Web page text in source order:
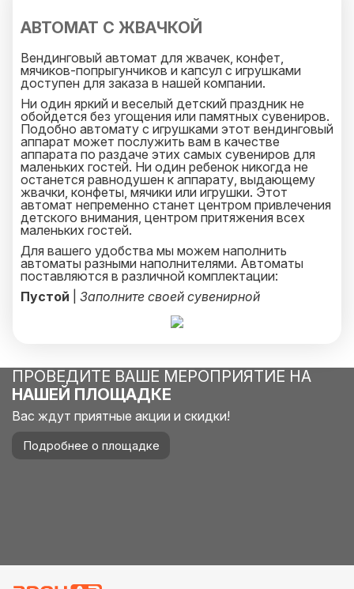
АВТОМАТ С ЖВАЧКОЙ
Вендинговый автомат для жвачек, конфет,
мячиков-попрыгунчиков и капсул с игрушками
доступен для заказа в нашей компании.
Ни один яркий и веселый детский праздник не
обойдется без угощения или памятных сувениров.
Подобно автомату с игрушками этот вендинговый
аппарат может послужить вам в качестве
аппарата по раздаче этих самых сувениров для
маленьких гостей. Ни один ребенок никогда не
останется равнодушен к аппарату, выдающему
жвачки, конфеты, мячики или игрушки. Этот
автомат непременно станет центром привлечения
детского внимания, центром притяжения всех
маленьких гостей.
Для вашего удобства мы можем наполнить
автоматы разными наполнителями. Автоматы
поставляются в различной комплектации:
Пустой
Заполните своей сувенирной
Жвачки всегда будут гвоздем
весело!
С игрушками|Небольшие капсулы с памятными
сувенирами.
Для лучшего праздника закажите все виды
ПРОВЕДИТЕ ВАШЕ МЕРОПРИЯТИЕ НА
НАШЕЙ ПЛОЩАДКЕ
Вас ждут приятные акции и скидки!
Подробнее о площадке